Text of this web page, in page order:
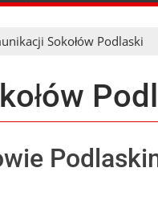
Sokołów Podlaski